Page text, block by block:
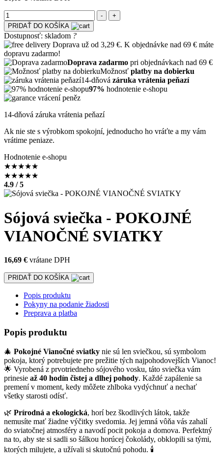
PRIDAŤ DO KOŠÍKA
Dostupnosť: skladom ?
Doprava už od 3,29 €. K objednávke nad 69 € máte
dopravu zadarmo!
Doprava zadarmo pri objednávkach nad 69 €
Možnosť platby na dobierku
14-dňová záruka vrátenia peňazí
97% hodnotenie e-shopu
14-dňová záruka vrátenia peňazí
Ak nie ste s výrobkom spokojní, jednoducho ho vráťte a my vám
vrátime peniaze.
Hodnotenie e-shopu
★★★★★
★★★★★
4.9 / 5
Sójová sviečka - POKOJNÉ
VIANOČNÉ SVIATKY
16,69 € vrátane DPH
PRIDAŤ DO KOŠÍKA
Popis produktu
Pokyny na podanie žiadosti
Preprava a platba
Popis produktu
🎄 Pokojné Vianočné sviatky nie sú len sviečkou, sú symbolom
pokoja, ktorý potrebujete pre prežitie tých najpohodovejších Vianoc!
🌟 Vyrobená z prvotriedneho sójového vosku, táto sviečka vám
prinesie až 40 hodín čistej a dlhej pohody. Každé zapálenie sa
premení v moment, kedy môžete zhlboka vydýchnuť a nechať
všetky starosti odísť.
🌿 Prírodná a ekologická, horí bez škodlivých látok, takže
nemusíte mať žiadne výčitky svedomia. Jej jemná vôňa vás zahalí
do sviatočnej atmosféry a navodí pocit pokoja a domova. Perfektný
na to, aby ste si sadli so šálkou horúcej čokolády, obklopili sa tými,
ktorých milujete, a užívali si skutočnú pohodu. 🕯️